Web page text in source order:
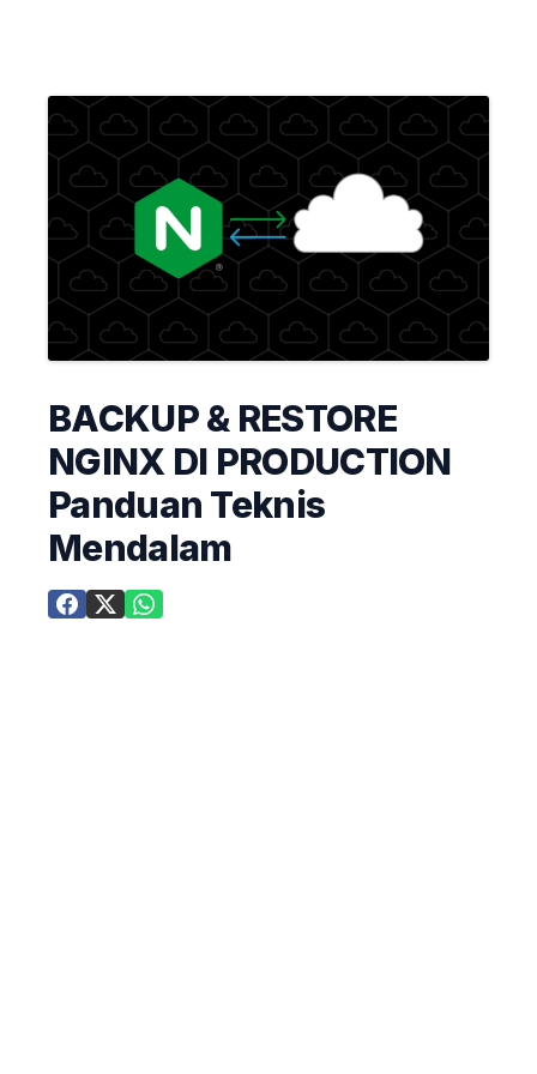
BACKUP & RESTORE
NGINX DI PRODUCTION
Panduan Teknis
Mendalam